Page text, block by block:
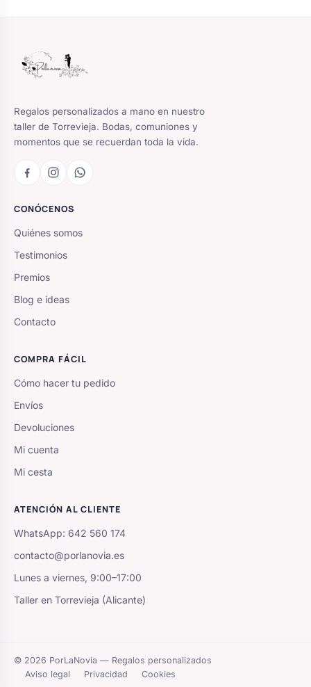
Regalos personalizados a mano en nuestro
taller de Torrevieja. Bodas, comuniones y
momentos que se recuerdan toda la vida.
CONÓCENOS
Quiénes somos
Testimonios
Premios
Blog e ideas
Contacto
COMPRA FÁCIL
Cómo hacer tu pedido
Envíos
Devoluciones
Mi cuenta
Mi cesta
ATENCIÓN AL CLIENTE
WhatsApp: 642 560 174
contacto@porlanovia.es
Lunes a viernes, 9:00–17:00
Taller en Torrevieja (Alicante)
© 2026 PorLaNovia — Regalos personalizados
Aviso legal
Privacidad Cookies